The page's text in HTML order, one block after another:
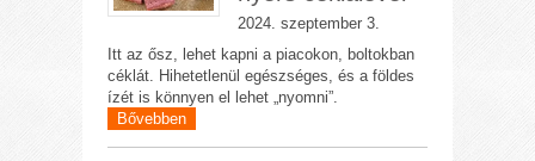
2024. szeptember 3.
Itt az ősz, lehet kapni a piacokon, boltokban
céklát. Hihetetlenül egészséges, és a földes
ízét is könnyen el lehet „nyomni”.
Bővebben